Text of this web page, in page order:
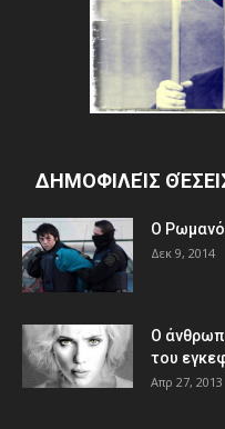
ΔΗΜΟΦΙΛΕΊΣ
Ο
Δεκ 9, 2014
Ο
του
Απρ 27, 2013